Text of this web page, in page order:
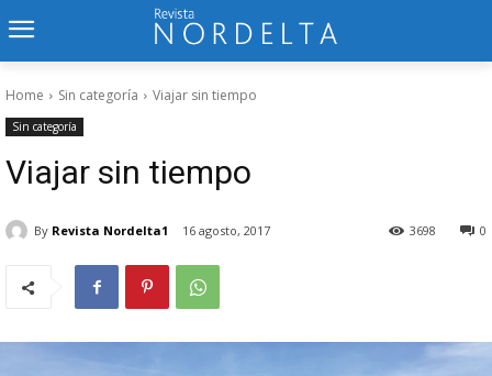
Home Sin categoría Viajar sin tiempo
Sin categoría
Viajar sin tiempo
By Revista Nordelta1 16 agosto, 2017 0
3698